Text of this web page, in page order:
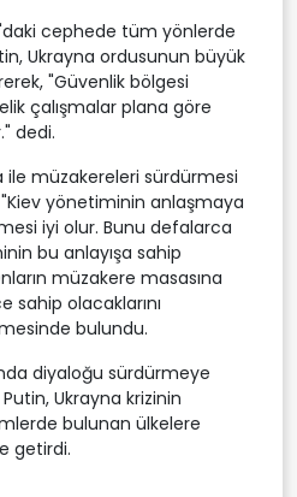
cephede tüm yönlerde
Ukrayna ordusunun büyük
"Güvenlik bölgesi
çalışmalar plana göre
dedi.
ile müzakereleri sürdürmesi
yönetiminin anlaşmaya
iyi olur. Bunu defalarca
bu anlayışa sahip
müzakere masasına
olacaklarını
bulundu.
diyaloğu sürdürmeye
Ukrayna krizinin
bulunan ülkelere
getirdi.